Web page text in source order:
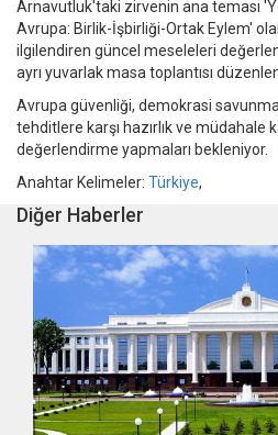
Arnavutluk'taki zirvenin ana teması
Avrupa: Birlik-İşbirliği-Ortak Eylem'
ilgilendiren güncel meseleleri
ayrı yuvarlak masa toplantısı
Avrupa güvenliği, demokrasi
tehditlere karşı hazırlık ve müdahale
değerlendirme yapmaları bekleniyor.
Anahtar Kelimeler: Türkiye,
Diğer Haberler